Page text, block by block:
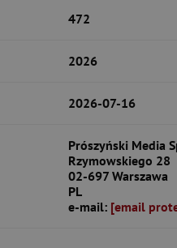
472
2026
2026-07-16
Prószyński Media
Rzymowskiego 28
02-697 Warszawa
PL
e-mail: [email